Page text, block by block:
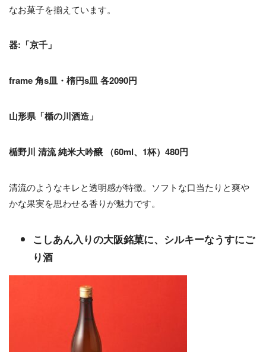
なお菓子を揃えています。
器:「京千」
frame 角s皿・楕円s皿 各2090円
山形県「楯の川酒造」
楯野川 清流 純米大吟醸 （60ml、1杯）480円
清流のようなキレと透明感が特徴。ソフトな口当たりと爽や
かな果実を思わせる香りが魅力です。
こしあん入りの大阪銘菓に、シルキーなうすにご
り酒